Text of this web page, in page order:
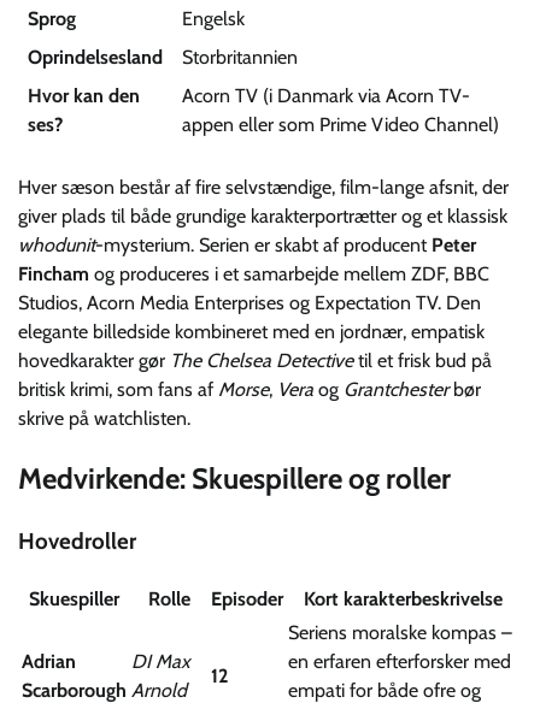
Sprog
Engelsk
Oprindelsesland
Storbritannien
Hvor kan den
ses?
Acorn TV (i Danmark via Acorn TV-
appen eller som Prime Video Channel)
Hver sæson består af fire selvstændige, film-lange afsnit, der
giver plads til både grundige karakterportrætter og et klassisk
whodunit-mysterium. Serien er skabt af producent Peter
Fincham og produceres i et samarbejde mellem ZDF, BBC
Studios, Acorn Media Enterprises og Expectation TV. Den
elegante billedside kombineret med en jordnær, empatisk
hovedkarakter gør The Chelsea Detectivetil et frisk bud på
britisk krimi, som fans af Morse, Vera og Grantchesterbør
skrive på watchlisten.
Medvirkende: Skuespillere og roller
Hovedroller
Skuespiller Rolle Episoder Kort karakter­beskrivelse
Adrian
Scarborough
DI Max
Arnold
12
Seriens moralske kompas –
en erfaren efterforsker med
empati for både ofre og